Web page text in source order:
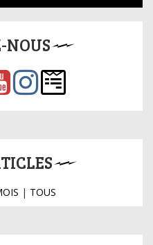
NOUS
| TOUS